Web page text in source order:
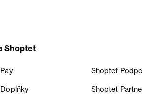
Shoptet
Shoptet
Shoptet